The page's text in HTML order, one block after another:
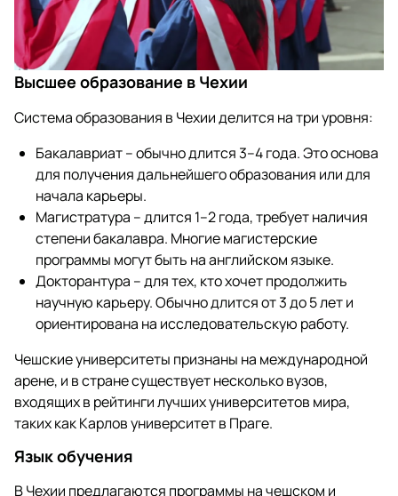
Высшее образование в Чехии
Система образования в Чехии делится на три уровня:
Бакалавриат – обычно длится 3–4 года. Это основа
для получения дальнейшего образования или для
начала карьеры.
Магистратура – длится 1–2 года, требует наличия
степени бакалавра. Многие магистерские
программы могут быть на английском языке.
Докторантура – для тех, кто хочет продолжить
научную карьеру. Обычно длится от 3 до 5 лет и
ориентирована на исследовательскую работу.
Чешские университеты признаны на международной
арене, и в стране существует несколько вузов,
входящих в рейтинги лучших университетов мира,
таких как Карлов университет в Праге.
Язык обучения
В Чехии предлагаются программы на чешском и